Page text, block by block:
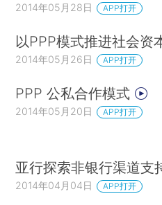
2014年05月28日 APP打开
以PPP模式推进社会资
2014年05月26日 APP打开
PPP 公私合作模式
2014年05月20日 APP打开
亚行探索非银行渠道支
2014年04月04日 APP打开